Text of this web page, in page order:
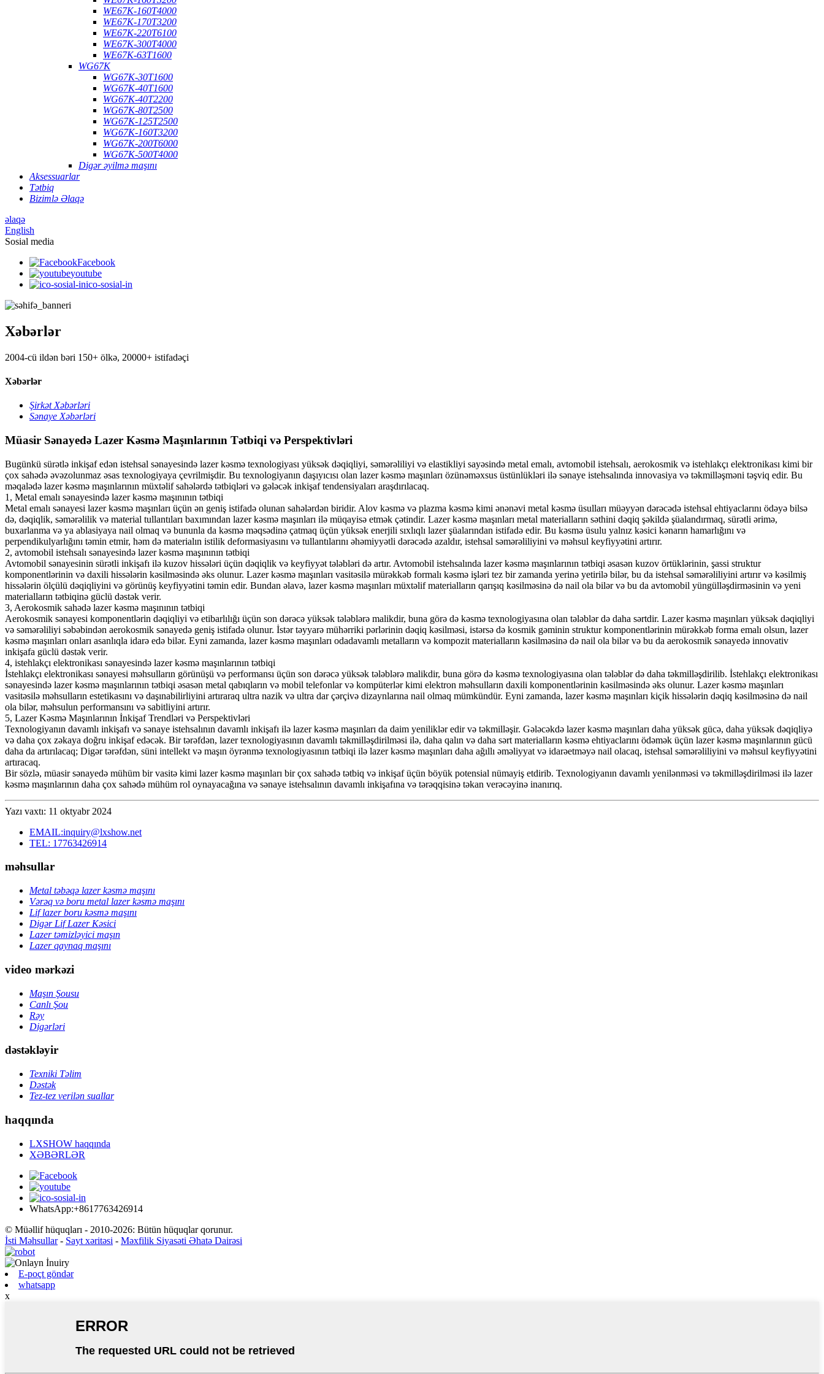
WE67K-160T4000
WE67K-170T3200
WE67K-220T6100
WE67K-300T4000
WE67K-63T1600
WG67K
WG67K-30T1600
WG67K-40T1600
WG67K-40T2200
WG67K-80T2500
WG67K-125T2500
WG67K-160T3200
WG67K-200T6000
WG67K-500T4000
Digər əyilmə maşını
Aksessuarlar
Tətbiq
Bizimlə Əlaqə
əlaqə
English
Sosial media
Facebook
youtube
ico-sosial-in
Xəbərlər
2004-cü ildən bəri 150+ ölkə, 20000+ istifadəçi
Xəbərlər
Şirkət Xəbərləri
Sənaye Xəbərləri
Müasir Sənayedə Lazer Kəsmə Maşınlarının Tətbiqi və Perspektivləri
Bugünkü sürətlə inkişaf edən istehsal sənayesində lazer kəsmə texnologiyası yüksək dəqiqliyi, səmərəliliyi və elastikliyi sayəsində metal emalı, avtomobil istehsalı, aerokosmik və istehlakçı elektronikası kimi bir
çox sahədə əvəzolunmaz əsas texnologiyaya çevrilmişdir. Bu texnologiyanın daşıyıcısı olan lazer kəsmə maşınları özünəməxsus üstünlükləri ilə sənaye istehsalında innovasiya və təkmilləşməni təşviq edir. Bu
məqalədə lazer kəsmə maşınlarının müxtəlif sahələrdə tətbiqləri və gələcək inkişaf tendensiyaları araşdırılacaq.
1, Metal emalı sənayesində lazer kəsmə maşınının tətbiqi
Metal emalı sənayesi lazer kəsmə maşınları üçün ən geniş istifadə olunan sahələrdən biridir. Alov kəsmə və plazma kəsmə kimi ənənəvi metal kəsmə üsulları müəyyən dərəcədə istehsal ehtiyaclarını ödəyə bilsə
də, dəqiqlik, səmərəlilik və material tullantıları baxımından lazer kəsmə maşınları ilə müqayisə etmək çətindir. Lazer kəsmə maşınları metal materialların səthini dəqiq şəkildə şüalandırmaq, sürətli ərimə,
buxarlanma və ya ablasiyaya nail olmaq və bununla da kəsmə məqsədinə çatmaq üçün yüksək enerjili sıxlıqlı lazer şüalarından istifadə edir. Bu kəsmə üsulu yalnız kəsici kənarın hamarlığını və
perpendikulyarlığını təmin etmir, həm də materialın istilik deformasiyasını və tullantılarını əhəmiyyətli dərəcədə azaldır, istehsal səmərəliliyini və məhsul keyfiyyətini artırır.
2, avtomobil istehsalı sənayesində lazer kəsmə maşınının tətbiqi
Avtomobil sənayesinin sürətli inkişafı ilə kuzov hissələri üçün dəqiqlik və keyfiyyət tələbləri də artır. Avtomobil istehsalında lazer kəsmə maşınlarının tətbiqi əsasən kuzov örtüklərinin, şassi struktur
komponentlərinin və daxili hissələrin kəsilməsində əks olunur. Lazer kəsmə maşınları vasitəsilə mürəkkəb formalı kəsmə işləri tez bir zamanda yerinə yetirilə bilər, bu da istehsal səmərəliliyini artırır və kəsilmiş
hissələrin ölçülü dəqiqliyini və görünüş keyfiyyətini təmin edir. Bundan əlavə, lazer kəsmə maşınları müxtəlif materialların qarışıq kəsilməsinə də nail ola bilər və bu da avtomobil yüngülləşdirməsinin və yeni
materialların tətbiqinə güclü dəstək verir.
3, Aerokosmik sahədə lazer kəsmə maşınının tətbiqi
Aerokosmik sənayesi komponentlərin dəqiqliyi və etibarlılığı üçün son dərəcə yüksək tələblərə malikdir, buna görə də kəsmə texnologiyasına olan tələblər də daha sərtdir. Lazer kəsmə maşınları yüksək dəqiqliyi
və səmərəliliyi səbəbindən aerokosmik sənayedə geniş istifadə olunur. İstər təyyarə mühərriki pərlərinin dəqiq kəsilməsi, istərsə də kosmik gəminin struktur komponentlərinin mürəkkəb forma emalı olsun, lazer
kəsmə maşınları onları asanlıqla idarə edə bilər. Eyni zamanda, lazer kəsmə maşınları odadavamlı metalların və kompozit materialların kəsilməsinə də nail ola bilər və bu da aerokosmik sənayedə innovativ
inkişafa güclü dəstək verir.
4, istehlakçı elektronikası sənayesində lazer kəsmə maşınlarının tətbiqi
İstehlakçı elektronikası sənayesi məhsulların görünüşü və performansı üçün son dərəcə yüksək tələblərə malikdir, buna görə də kəsmə texnologiyasına olan tələblər də daha təkmilləşdirilib. İstehlakçı elektronikası
sənayesində lazer kəsmə maşınlarının tətbiqi əsasən metal qabıqların və mobil telefonlar və kompüterlər kimi elektron məhsulların daxili komponentlərinin kəsilməsində əks olunur. Lazer kəsmə maşınları
vasitəsilə məhsulların estetikasını və daşınabilirliyini artıraraq ultra nazik və ultra dar çərçivə dizaynlarına nail olmaq mümkündür. Eyni zamanda, lazer kəsmə maşınları kiçik hissələrin dəqiq kəsilməsinə də nail
ola bilər, məhsulun performansını və sabitliyini artırır.
5, Lazer Kəsmə Maşınlarının İnkişaf Trendləri və Perspektivləri
Texnologiyanın davamlı inkişafı və sənaye istehsalının davamlı inkişafı ilə lazer kəsmə maşınları da daim yeniliklər edir və təkmilləşir. Gələcəkdə lazer kəsmə maşınları daha yüksək gücə, daha yüksək dəqiqliyə
və daha çox zəkaya doğru inkişaf edəcək. Bir tərəfdən, lazer texnologiyasının davamlı təkmilləşdirilməsi ilə, daha qalın və daha sərt materialların kəsmə ehtiyaclarını ödəmək üçün lazer kəsmə maşınlarının gücü
daha da artırılacaq; Digər tərəfdən, süni intellekt və maşın öyrənmə texnologiyasının tətbiqi ilə lazer kəsmə maşınları daha ağıllı əməliyyat və idarəetməyə nail olacaq, istehsal səmərəliliyini və məhsul keyfiyyətini
artıracaq.
Bir sözlə, müasir sənayedə mühüm bir vasitə kimi lazer kəsmə maşınları bir çox sahədə tətbiq və inkişaf üçün böyük potensial nümayiş etdirib. Texnologiyanın davamlı yenilənməsi və təkmilləşdirilməsi ilə lazer
kəsmə maşınlarının daha çox sahədə mühüm rol oynayacağına və sənaye istehsalının davamlı inkişafına və tərəqqisinə təkan verəcəyinə inanırıq.
Yazı vaxtı: 11 oktyabr 2024
EMAIL:inquiry@lxshow.net
TEL: 17763426914
məhsullar
Metal təbəqə lazer kəsmə maşını
Vərəq və boru metal lazer kəsmə maşını
Lif lazer boru kəsmə maşını
Digər Lif Lazer Kəsici
Lazer təmizləyici maşın
Lazer qaynaq maşını
video mərkəzi
Maşın Şousu
Canlı Şou
Rəy
Digərləri
dəstəkləyir
Texniki Təlim
Dəstək
Tez-tez verilən suallar
haqqında
LXSHOW haqqında
XƏBƏRLƏR
WhatsApp:+8617763426914
© Müəllif hüquqları - 2010-2026: Bütün hüquqlar qorunur.
İsti Məhsullar- Sayt xəritəsi - Məxfilik Siyasəti Əhatə Dairəsi
E-poçt göndər
whatsapp
x